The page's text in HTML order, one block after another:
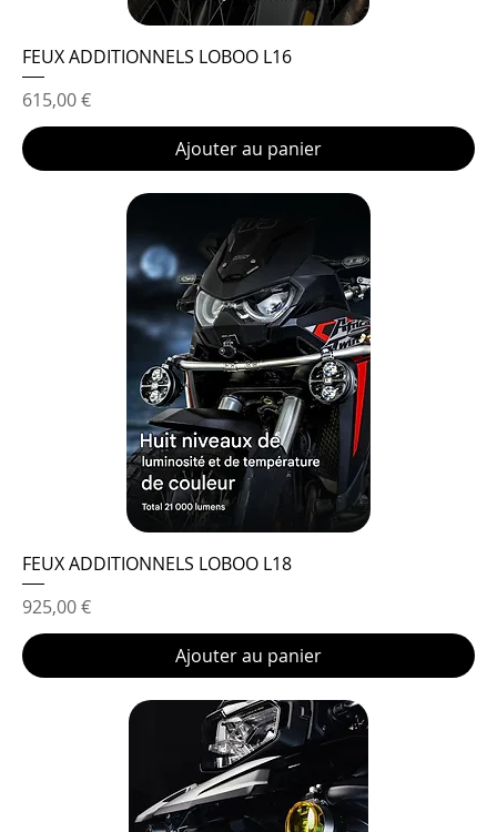
FEUX ADDITIONNELS LOBOO L16
Prix
615,00 €
Ajouter au panier
FEUX ADDITIONNELS LOBOO L18
Prix
925,00 €
Ajouter au panier